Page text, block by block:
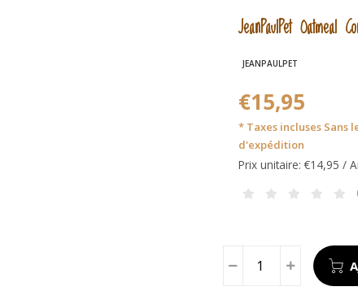
JeanPaulPet Oatmeal
JEANPAULPET
€15,95
* Taxes incluses Sans
d'expédition
Prix unitaire: €14,95 /